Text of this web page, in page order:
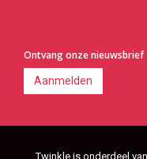
Ontvang onze nieuwsbrief
Aanmelden
Twinkle is onderdeel van